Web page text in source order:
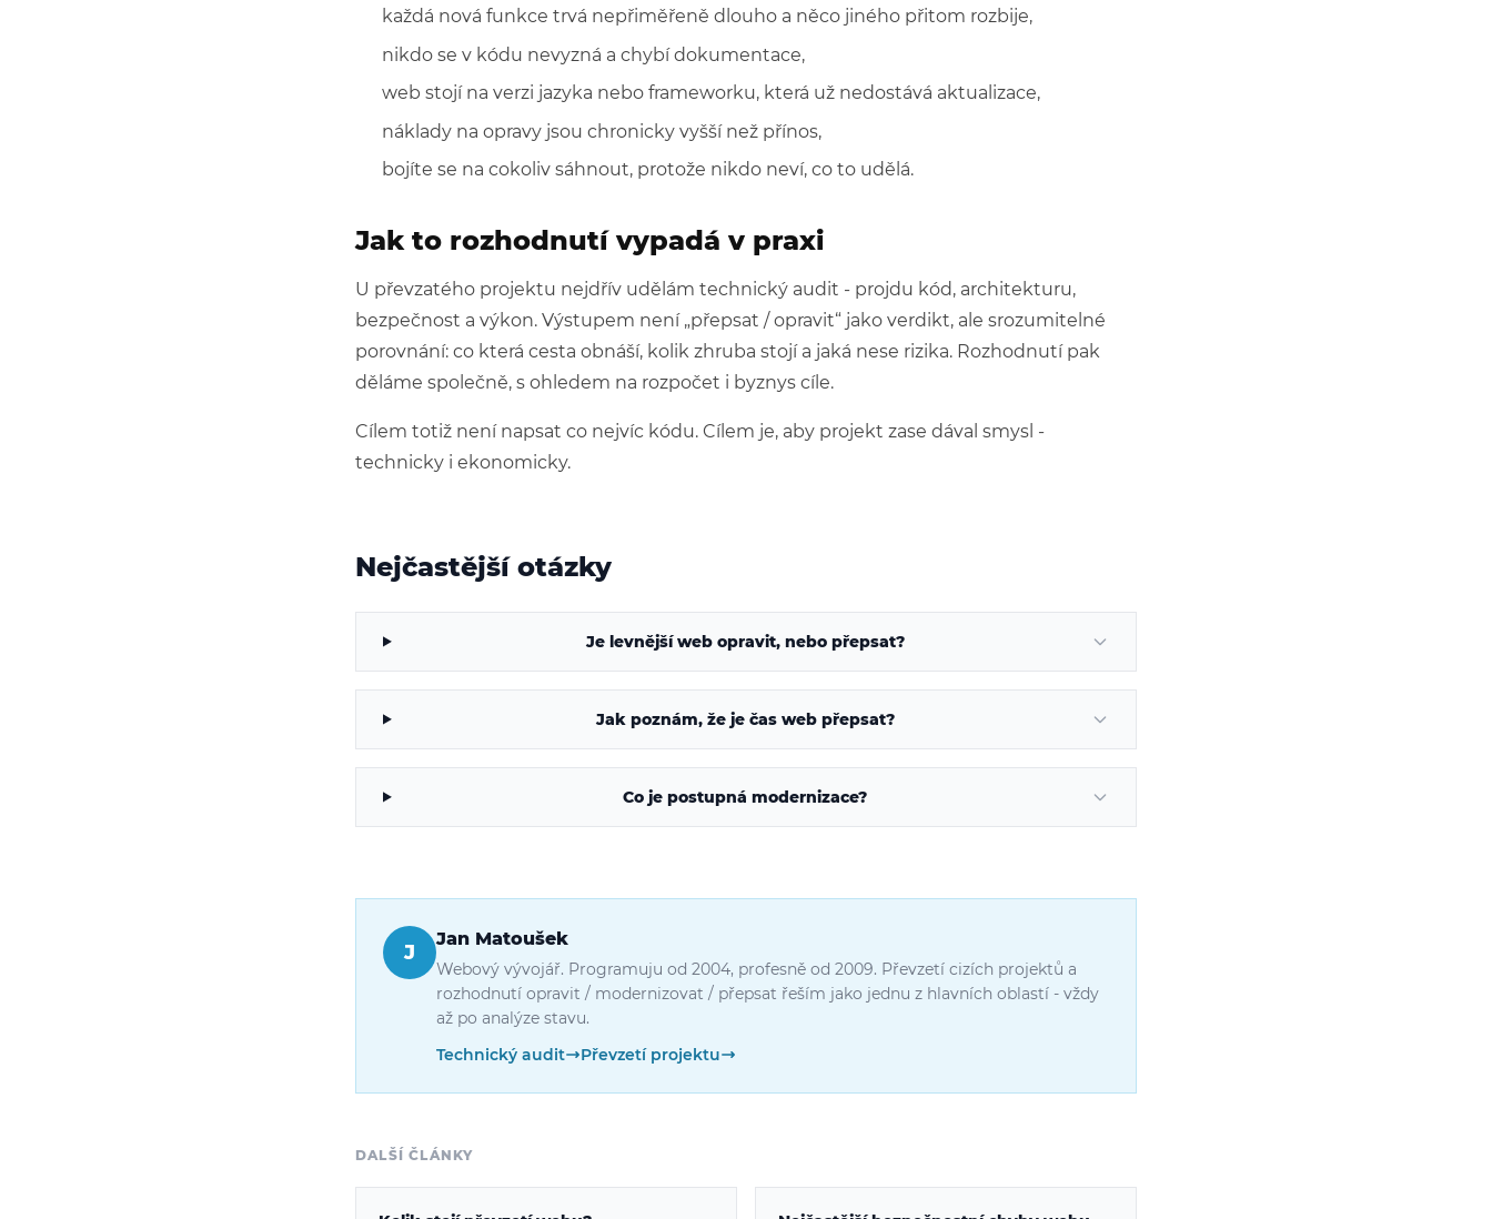
každá nová funkce trvá nepřiměřeně dlouho a něco jiného přitom rozbije,
nikdo se v kódu nevyzná a chybí dokumentace,
web stojí na verzi jazyka nebo frameworku, která už nedostává aktualizace,
náklady na opravy jsou chronicky vyšší než přínos,
bojíte se na cokoliv sáhnout, protože nikdo neví, co to udělá.
Jak to rozhodnutí vypadá v praxi
U převzatého projektu nejdřív udělám technický audit - projdu kód, architekturu,
bezpečnost a výkon. Výstupem není „přepsat / opravit“ jako verdikt, ale srozumitelné
porovnání: co která cesta obnáší, kolik zhruba stojí a jaká nese rizika. Rozhodnutí pak
děláme společně, s ohledem na rozpočet i byznys cíle.
Cílem totiž není napsat co nejvíc kódu. Cílem je, aby projekt zase dával smysl -
technicky i ekonomicky.
Nejčastější otázky
Je levnější web opravit, nebo přepsat?
Jak poznám, že je čas web přepsat?
Co je postupná modernizace?
J
Jan Matoušek
Webový vývojář. Programuju od 2004, profesně od 2009. Převzetí cizích projektů a
rozhodnutí opravit / modernizovat / přepsat řeším jako jednu z hlavních oblastí - vždy
až po analýze stavu.
Technický audit
Převzetí projektu
DALŠÍ ČLÁNKY